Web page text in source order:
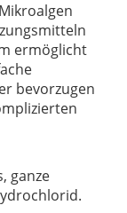
ermöglicht
bevorzugen
ganze